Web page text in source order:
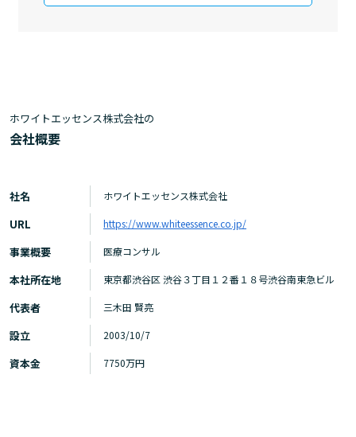
ホワイトエッセンス株式会社の
会社概要
社名 ホワイトエッセンス株式会社
URL https://www.whiteessence.co.jp/
事業概要 医療コンサル
本社所在地 東京都渋谷区 渋谷３丁目１２番１８号渋谷南東急ビル
代表者 三木田 賢亮
設立 2003/10/7
資本金 7750万円